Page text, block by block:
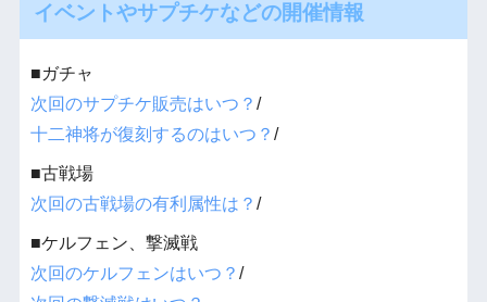
イベントやサプチケなどの開催情報
■ガチャ
次回のサプチケ販売はいつ？ /
十二神将が復刻するのはいつ？ /
■古戦場
次回の古戦場の有利属性は？ /
■ケルフェン、撃滅戦
次回のケルフェンはいつ？ /